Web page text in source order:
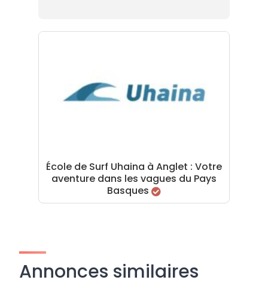
École de Surf Uhaina à Anglet : Votre
aventure dans les vagues du Pays
Basques
Annonces similaires